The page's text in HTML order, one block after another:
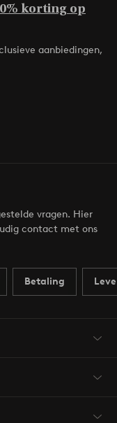
korting op
aanbiedingen,
vragen. Hier
contact met ons
Betaling